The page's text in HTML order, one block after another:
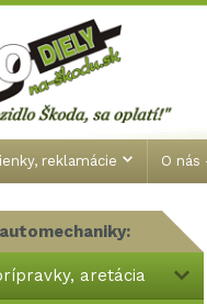
reklamácie O
aretácia